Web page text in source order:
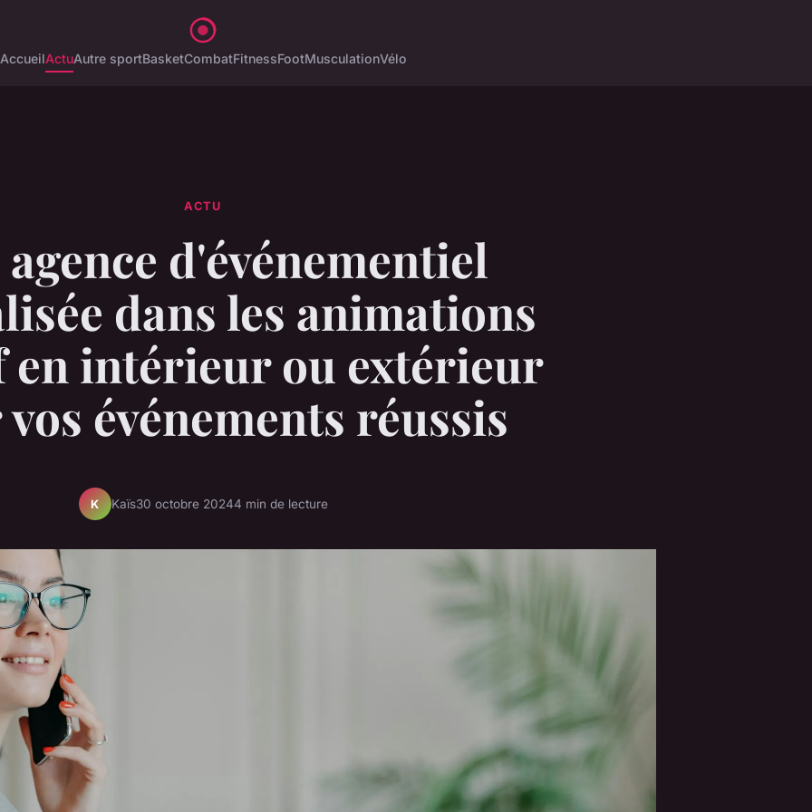
AccueilActuAutre sportBasketCombatFitnessFootMusculationVélo
ACTU
agence d'événementiel
dans les animations
en intérieur ou extérieur
événements réussis
K Kaïs30 octobre 20244 min de lecture